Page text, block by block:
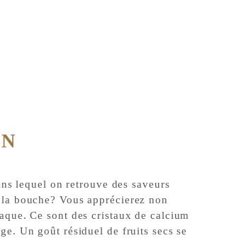
lequel on retrouve des saveurs
bouche? Vous apprécierez non
Ce sont des cristaux de calcium
Un goût résiduel de fruits secs se